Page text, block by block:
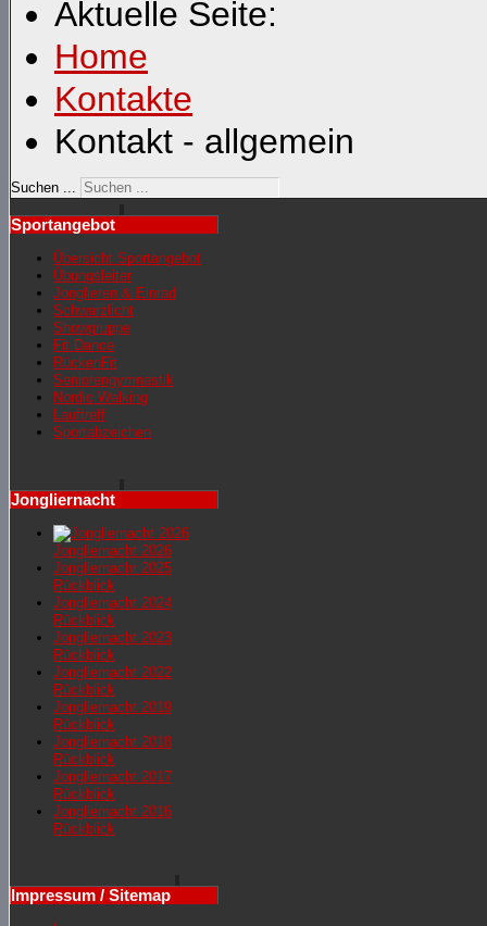
Aktuelle Seite:
Home
Kontakte
Kontakt - allgemein
Suchen ...
Sportangebot
Übersicht Sportangebot
Übungsleiter
Jonglieren & Einrad
Schwarzlicht
Showgruppe
Fit Dance
RückenFit
Seniorengymnastik
Nordic Walking
Lauftreff
Sportabzeichen
Jongliernacht
Jongliernacht 2026
Jongliernachr 2025
Rückblick
Jongliernacht 2024
Rückblick
Jongliernacht 2023
Rückblick
Jongliernacht 2022
Rückblick
Jongliernacht 2019
Rückblick
Jongliernacht 2018
Rückblick
Jongliernacht 2017
Rückblick
Jongliernacht 2016
Rückblick
Impressum / Sitemap